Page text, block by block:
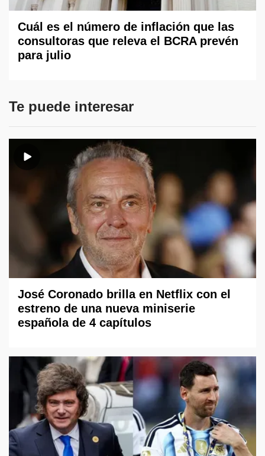
Cuál es el número de inflación que las
consultoras que releva el BCRA prevén
para julio
Te puede interesar
José Coronado brilla en Netflix con el
estreno de una nueva miniserie
española de 4 capítulos